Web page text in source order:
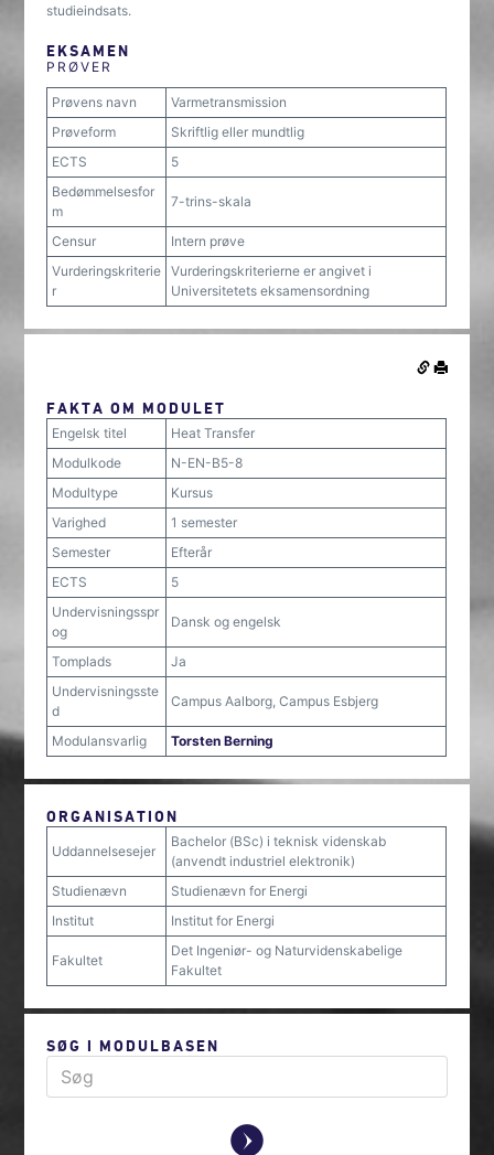
studieindsats.
EKSAMEN
PRØVER
Prøvens navn
Varmetransmission
Prøveform
Skriftlig eller mundtlig
ECTS
5
Bedømmelsesfor
m
7-trins-skala
Censur
Intern prøve
Vurderingskriterie
r
Vurderingskriterierne er angivet i
Universitetets eksamensordning
FAKTA OM MODULET
Engelsk titel
Heat Transfer
Modulkode
N-EN-B5-8
Modultype
Kursus
Varighed
1 semester
Semester
Efterår
ECTS
5
Undervisningsspr
og
Dansk og engelsk
Tomplads
Ja
Undervisningsste
d
Campus Aalborg, Campus Esbjerg
Modulansvarlig Torsten Berning
ORGANISATION
Uddannelsesejer
Bachelor (BSc) i teknisk videnskab
(anvendt industriel elektronik)
Studienævn
Studienævn for Energi
Institut
Institut for Energi
Fakultet
Det Ingeniør- og Naturvidenskabelige
Fakultet
SØG I MODULBASEN
y